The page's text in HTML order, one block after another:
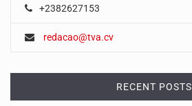
+2382627153
redacao@tva.cv
RECENT POSTS